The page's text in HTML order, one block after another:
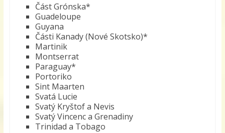
Část Grónska*
Guadeloupe
Guyana
Části Kanady (Nové Skotsko)*
Martinik
Montserrat
Paraguay*
Portoriko
Sint Maarten
Svatá Lucie
Svatý Kryštof a Nevis
Svatý Vincenc a Grenadiny
Trinidad a Tobago